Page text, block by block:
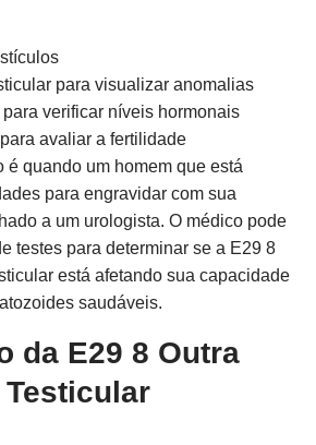
para visualizar anomalias
verificar níveis hormonais
avaliar a fertilidade
é quando um homem que está
para engravidar com sua
a um urologista. O médico pode
testes para determinar se a E29 8
está afetando sua capacidade
saudáveis.
da E29 8 Outra